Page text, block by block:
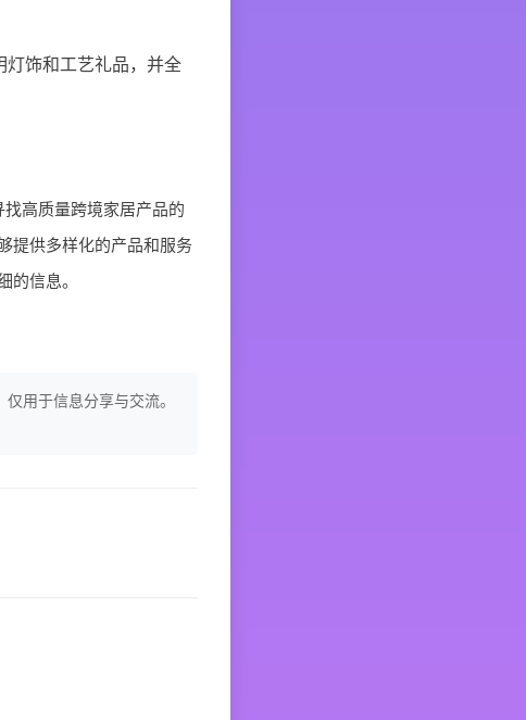
灯饰和工艺礼品，并全
高质量跨境家居产品的
提供多样化的产品和服务
的信息。
用于信息分享与交流。